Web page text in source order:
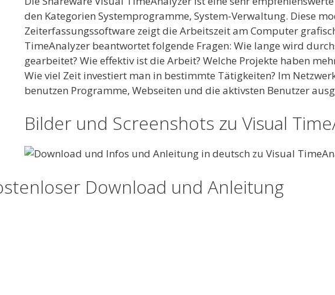
den Kategorien Systemprogramme, System-Verwaltung. Diese
Zeiterfassungssoftware zeigt die Arbeitszeit am Computer
TimeAnalyzer beantwortet folgende Fragen: Wie lange wird
gearbeitet? Wie effektiv ist die Arbeit? Welche Projekte haben
Wie viel Zeit investiert man in bestimmte Tätigkeiten? Im
benutzen Programme, Webseiten und die aktivsten Benutzer
Bilder und Screenshots zu Visual
Download und Anleitung